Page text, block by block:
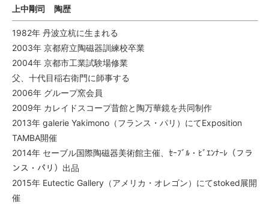
上中剛司 陶歴
1982年 丹波立杭に生まれる
2003年 京都府立陶磁器訓練校卒業
2004年 京都市工業試験場修業
父、十代目稲右衛門に師事する
2006年 グループ窯会員
2009年 カレイドスコープ昔館と陶万華鏡を共同制作
2013年 galerie Yakimono（フランス・パリ）にてExposition
TAMBA開催
2014年 セーブル国際陶磁器美術館主催、ｾｰﾌﾞﾙ・ﾋﾞｴﾝﾅｰﾚ（フラ
ンス・パリ）出品
2015年 Eutectic Gallery（アメリカ・オレゴン）にてstoked展開
催